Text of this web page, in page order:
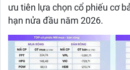
ưu tiên lựa chọn cổ phiếu cơ
hạn nửa đầu năm 2026.